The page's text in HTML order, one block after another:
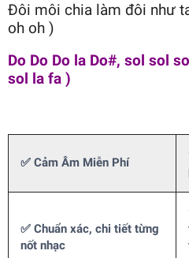
Đôi môi chia làm đôi như
oh oh )
Do Do Do la Do#, sol sol
sol la fa )
✅ Cảm Âm Miễn Phí
✅ Chuẩn xác, chi tiết từng
nốt nhạc